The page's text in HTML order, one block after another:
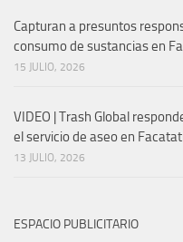
Capturan a presuntos
consumo de sustancias en
15 JULIO, 2026
VIDEO | Trash Global
el servicio de aseo en
13 JULIO, 2026
ESPACIO PUBLICITARIO